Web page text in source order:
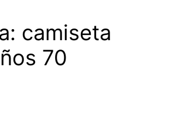
camiseta
70